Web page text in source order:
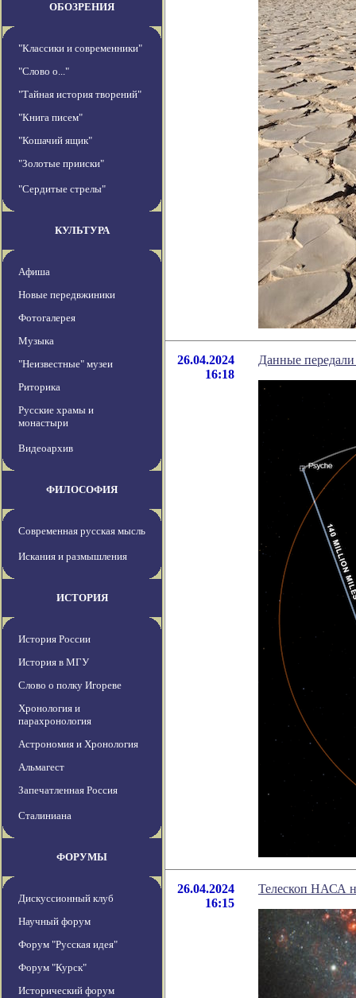
ОБОЗРЕНИЯ
"Классики и современники"
"Слово о..."
"Тайная история творений"
"Книга писем"
"Кошачий ящик"
"Золотые прииски"
"Сердитые стрелы"
КУЛЬТУРА
Афиша
Новые передвжиники
Фотогалерея
Музыка
"Неизвестные" музеи
Риторика
Русские храмы и
монастыри
Видеоархив
ФИЛОСОФИЯ
Современная русская мысль
Искания и размышления
ИСТОРИЯ
История России
История в МГУ
Слово о полку Игореве
Хронология и
парахронология
Астрономия и Хронология
Альмагест
Запечатленная Россия
Сталиниана
ФОРУМЫ
Дискуссионный клуб
Научный форум
Форум "Русская идея"
Форум "Курск"
Исторический форум
26.04.2024
16:18
Данные
26.04.2024
16:15
Телескоп НАСА